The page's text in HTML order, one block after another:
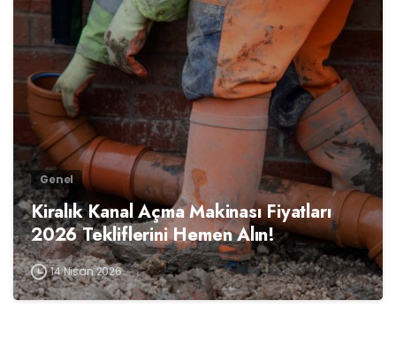
Genel
Kiralık Kanal Açma Makinası Fiyatları
2026 Tekliflerini Hemen Alın!
14 Nisan 2026